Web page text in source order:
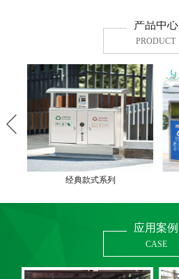
产品中心
PRODUCT
经典款式系列
应用案例
CASE